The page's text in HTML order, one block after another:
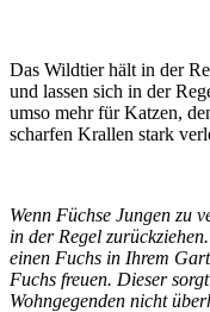
Das Wildtier hält in der
und lassen sich in der
umso mehr für Katzen,
scharfen Krallen stark
Wenn Füchse Jungen zu
in der Regel
einen Fuchs in Ihrem
Fuchs freuen. Dieser
Wohngegenden nicht